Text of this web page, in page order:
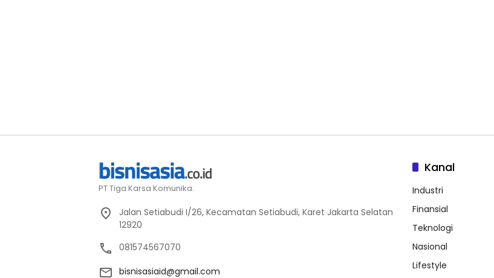
PT Tiga Karsa Komunika.
Jalan Setiabudi I/26, Kecamatan Setiabudi, Karet Jakarta Selatan
12920
081574567070
bisnisasiaid@gmail.com
Kanal
Industri
Finansial
Teknologi
Nasional
Lifestyle